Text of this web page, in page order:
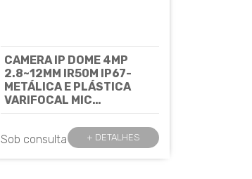
CAMERA IP DOME 4MP
2.8~12MM IR50M IP67-
METÁLICA E PLÁSTICA
VARIFOCAL MIC
IPC3534LB-ADZK-G
UNIVIEW Cód: 7914
Sob consulta + DETALHES